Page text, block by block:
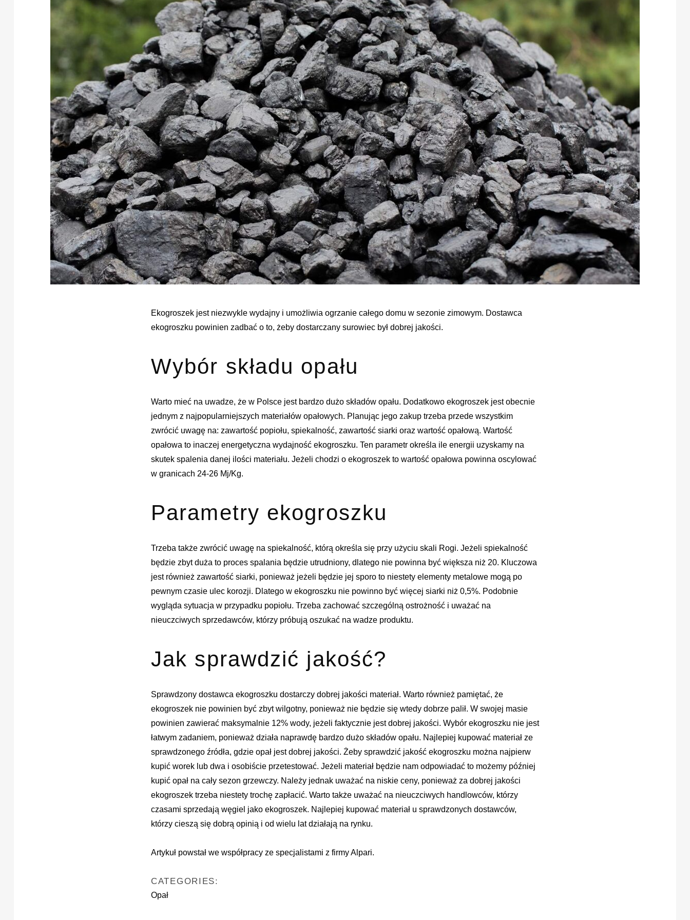
Ekogroszek jest niezwykle wydajny i umożliwia ogrzanie całego domu w sezonie zimowym. Dostawca
ekogroszku powinien zadbać o to, żeby dostarczany surowiec był dobrej jakości.
Wybór składu opału
Warto mieć na uwadze, że w Polsce jest bardzo dużo składów opału. Dodatkowo ekogroszek jest obecnie
jednym z najpopularniejszych materiałów opałowych. Planując jego zakup trzeba przede wszystkim
zwrócić uwagę na: zawartość popiołu, spiekalność, zawartość siarki oraz wartość opałową. Wartość
opałowa to inaczej energetyczna wydajność ekogroszku. Ten parametr określa ile energii uzyskamy na
skutek spalenia danej ilości materiału. Jeżeli chodzi o ekogroszek to wartość opałowa powinna oscylować
w granicach 24-26 Mj/Kg.
Parametry ekogroszku
Trzeba także zwrócić uwagę na spiekalność, którą określa się przy użyciu skali Rogi. Jeżeli spiekalność
będzie zbyt duża to proces spalania będzie utrudniony, dlatego nie powinna być większa niż 20. Kluczowa
jest również zawartość siarki, ponieważ jeżeli będzie jej sporo to niestety elementy metalowe mogą po
pewnym czasie ulec korozji. Dlatego w ekogroszku nie powinno być więcej siarki niż 0,5%. Podobnie
wygląda sytuacja w przypadku popiołu. Trzeba zachować szczególną ostrożność i uważać na
nieuczciwych sprzedawców, którzy próbują oszukać na wadze produktu.
Jak sprawdzić jakość?
Sprawdzony dostawca ekogroszku dostarczy dobrej jakości materiał. Warto również pamiętać, że
ekogroszek nie powinien być zbyt wilgotny, ponieważ nie będzie się wtedy dobrze palił. W swojej masie
powinien zawierać maksymalnie 12% wody, jeżeli faktycznie jest dobrej jakości. Wybór ekogroszku nie jest
łatwym zadaniem, ponieważ działa naprawdę bardzo dużo składów opału. Najlepiej kupować materiał ze
sprawdzonego źródła, gdzie opał jest dobrej jakości. Żeby sprawdzić jakość ekogroszku można najpierw
kupić worek lub dwa i osobiście przetestować. Jeżeli materiał będzie nam odpowiadać to możemy później
kupić opał na cały sezon grzewczy. Należy jednak uważać na niskie ceny, ponieważ za dobrej jakości
ekogroszek trzeba niestety trochę zapłacić. Warto także uważać na nieuczciwych handlowców, którzy
czasami sprzedają węgiel jako ekogroszek. Najlepiej kupować materiał u sprawdzonych dostawców,
którzy cieszą się dobrą opinią i od wielu lat działają na rynku.
Artykuł powstał we współpracy ze specjalistami z firmyAlpari.
CATEGORIES:
Opał